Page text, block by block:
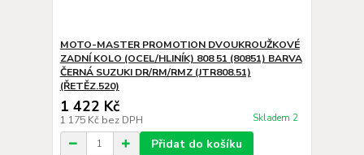
MOTO-MASTER PROMOTION DVOUKROUŽKOVÉ
ZADNÍ KOLO (OCEL/HLINÍK) 808 51 (80851) BARVA
ČERNÁ SUZUKI DR/RM/RMZ (JTR808.51)
(ŘETĚZ.520)
1 422 Kč
1 175 Kč bez DPH Skladem 2
Přidat do košíku